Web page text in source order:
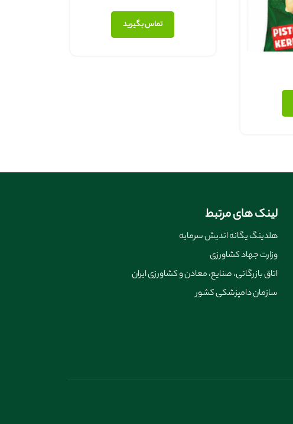
تماس بگیرید
لینک های مرتبط
هلدینگ یگانه اندیش سرمایه
وزارت جهاد کشاورزی
اتاق بازرگانی، صنایع، معادن و کشاورزی ایران
سازمان دامپزشکی کشور